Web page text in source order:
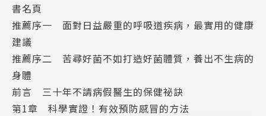
1.輕症速治：感覺快感冒時散步10分鐘、游泳5分鐘等
以提高自體免疫力，初期感冒症狀可不藥而癒。
2.生活防病：工作中經常站立坐下、以午覺取代週末補
眠等，養成健康習慣以提升基礎體能。
3.遠離病原：用指節按按鈕、隨身攜帶自己的筆等，有
意識地遠離病毒，將感染機會降到最低。
書名頁
推薦序一 面對日益嚴重的呼吸道疾病，最實用的健康
建議
推薦序二 苦尋好菌不如打造好菌體質，養出不生病的
身體
前言 三十年不請病假醫生的保健祕訣
第1章 科學實證！有效預防感冒的方法